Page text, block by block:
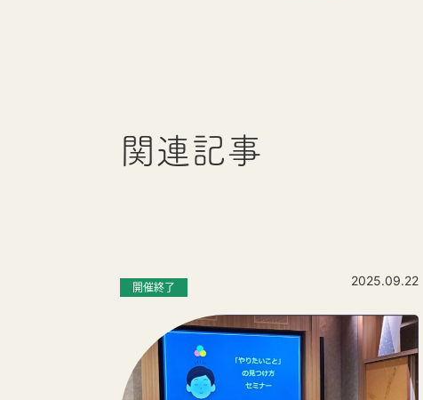
関連記事
開催終了 2025.09.22